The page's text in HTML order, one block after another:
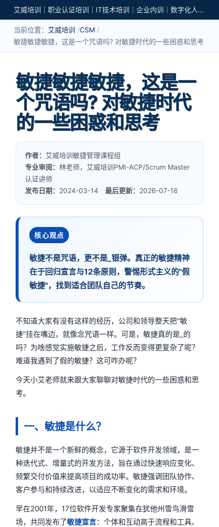
艾威培训｜职业认证培训｜IT技术培训｜企业内训｜数字化人才培养
当前位置： 艾威培训 CSM
敏捷敏捷敏捷，这是一个咒语吗? 对敏捷时代的一些困惑和思考
敏捷敏捷敏捷，这是一
个咒语吗? 对敏捷时代
的一些困惑和思考
作者： 艾威培训敏捷管理课程组
专业审阅：林老师，艾威培训PMI-ACP/Scrum Master
认证讲师
发布日期： 2024-03-14最后更新： 2026-07-16
核心观点
敏捷不是咒语，更不是_银弹。真正的敏捷精神
在于回归宣言与12条原则，警惕形式主义的"假
敏捷"，找到适合团队自己的节奏。
不知道大家有没有这样的经历，公司和领导整天把"敏
捷"挂在嘴边，就像念咒语一样。可是，敏捷真的是_的
吗？为啥感觉实施敏捷之后，工作反而变得更复杂了呢？
难道我遇到了假的敏捷？这可咋办呢？
今天小艾老师就来跟大家聊聊对敏捷时代的一些困惑和思
考。
一、敏捷是什么？
敏捷并不是一个新鲜的概念，它源于软件开发领域，是一
种迭代式、增量式的开发方法，旨在通过快速响应变化、
频繁交付价值来提高项目的成功率。敏捷强调团队协作、
客户参与和持续改进，以适应不断变化的需求和环境。
早在2001年，17位软件开发专家聚集在犹他州雪鸟滑雪
场，共同发布了敏捷宣言：个体和互动高于流程和工具、